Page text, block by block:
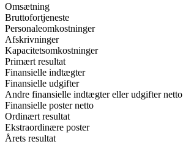
Omsætning
Bruttofortjeneste
Personaleomkostninger
Afskrivninger
Kapacitetsomkostninger
Primært resultat
Finansielle indtægter
Finansielle udgifter
Andre finansielle indtægter eller udgifter netto
Finansielle poster netto
Ordinært resultat
Ekstraordinære poster
Årets resultat